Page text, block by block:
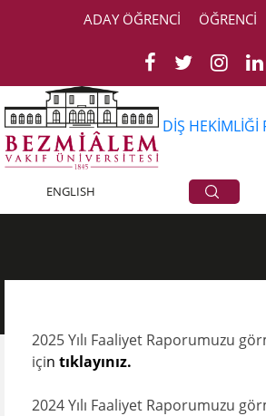
ADAY ÖĞRENCİ ÖĞRENCİ
DİŞ HEKİMLİĞİ
ENGLISH Faaliyet
2025​ Yılı Faaliyet Raporumuzu
için tıklayınız.
2024 Yılı Faaliyet Raporumuzu